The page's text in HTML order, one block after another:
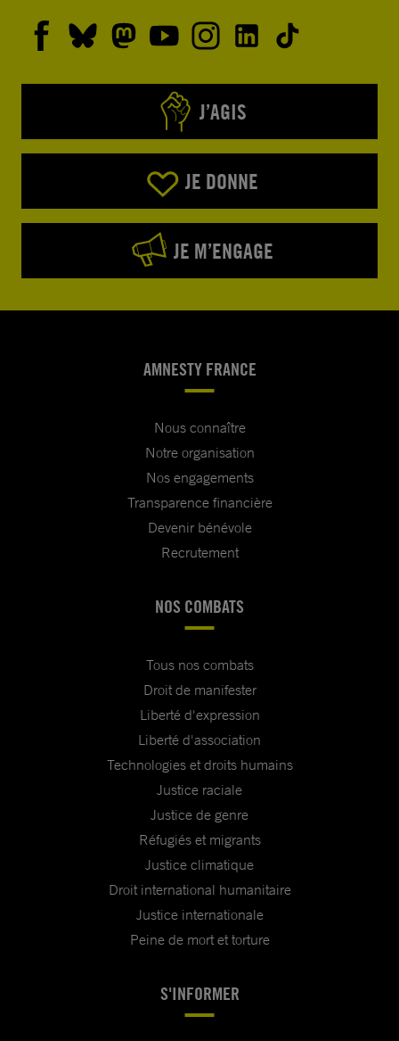
J’AGIS
JE DONNE
JE M’ENGAGE
AMNESTY FRANCE
Nous connaître
Notre organisation
Nos engagements
Transparence financière
Devenir bénévole
Recrutement
NOS COMBATS
Tous nos combats
Droit de manifester
Liberté d'expression
Liberté d'association
Technologies et droits humains
Justice raciale
Justice de genre
Réfugiés et migrants
Justice climatique
Droit international humanitaire
Justice internationale
Peine de mort et torture
S'INFORMER